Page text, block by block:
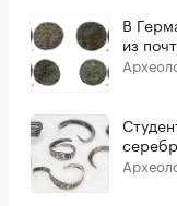
В
из